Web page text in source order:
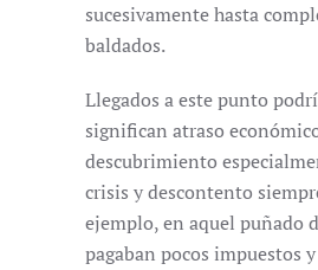
sucesivamente hasta
baldados.
Llegados a este punto
significan atraso
descubrimiento
crisis y descontento
ejemplo, en aquel puñado
pagaban pocos impuestos